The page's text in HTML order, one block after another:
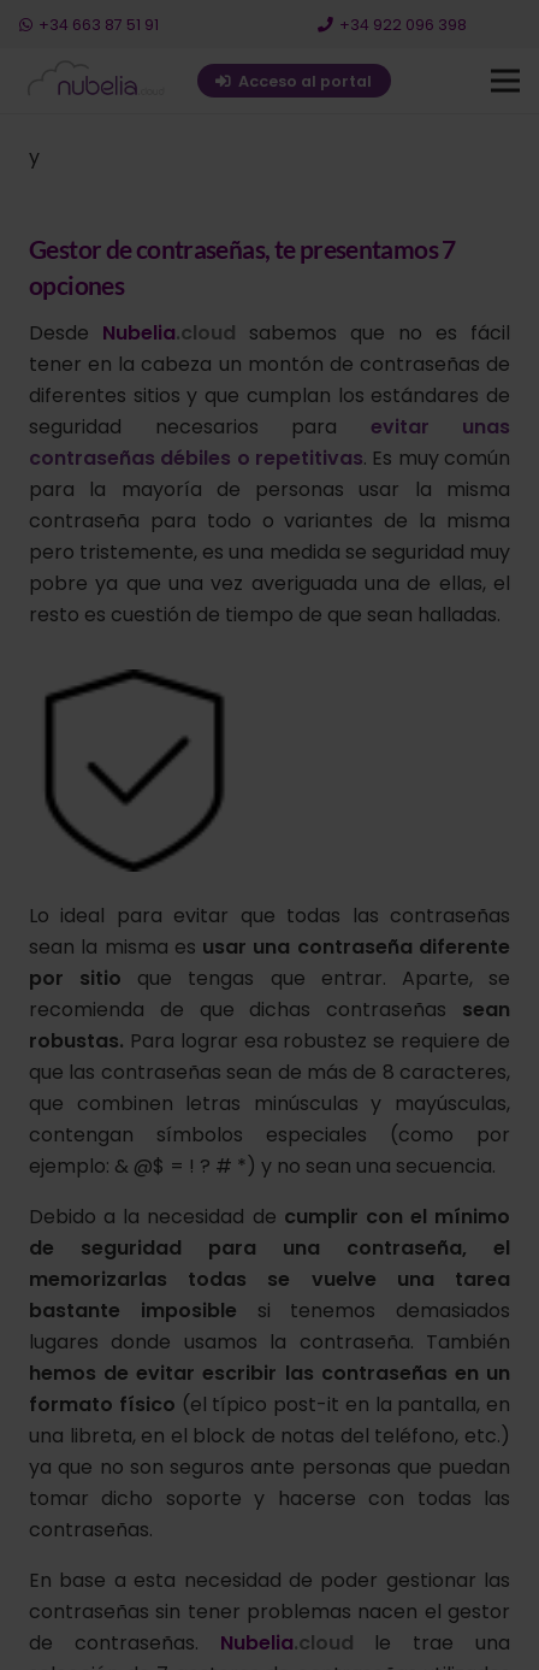
+34 663 87 51 91 +34 922 096 398
Acceso al portal
y
Gestor de contraseñas, te presentamos 7
opciones
Desde Nubelia.cloud sabemos que no es fácil
tener en la cabeza un montón de contraseñas de
diferentes sitios y que cumplan los estándares de
seguridad necesarios para evitar unas
contraseñas débiles o repetitivas. Es muy común
para la mayoría de personas usar la misma
contraseña para todo o variantes de la misma
pero tristemente, es una medida se seguridad muy
pobre ya que una vez averiguada una de ellas, el
resto es cuestión de tiempo de que sean halladas.
Lo ideal para evitar que todas las contraseñas
sean la misma es usar una contraseña diferente
por sitio que tengas que entrar. Aparte, se
recomienda de que dichas contraseñas sean
robustas. Para lograr esa robustez se requiere de
que las contraseñas sean de más de 8 caracteres,
que combinen letras minúsculas y mayúsculas,
contengan símbolos especiales (como por
ejemplo: & @$ = ! ? # *) y no sean una secuencia.
Debido a la necesidad de cumplir con el mínimo
de seguridad para una contraseña, el
memorizarlas todas se vuelve una tarea
bastante imposible si tenemos demasiados
lugares donde usamos la contraseña. También
hemos de evitar escribir las contraseñas en un
formato físico (el típico post-it en la pantalla, en
una libreta, en el block de notas del teléfono, etc.)
ya que no son seguros ante personas que puedan
tomar dicho soporte y hacerse con todas las
contraseñas.
En base a esta necesidad de poder gestionar las
contraseñas sin tener problemas nacen el gestor
de contraseñas. Nubelia.cloud le trae una